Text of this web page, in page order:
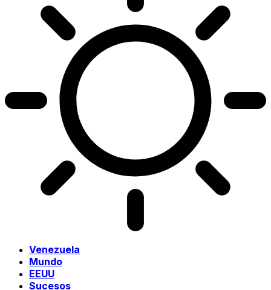
Venezuela
Mundo
EEUU
Sucesos